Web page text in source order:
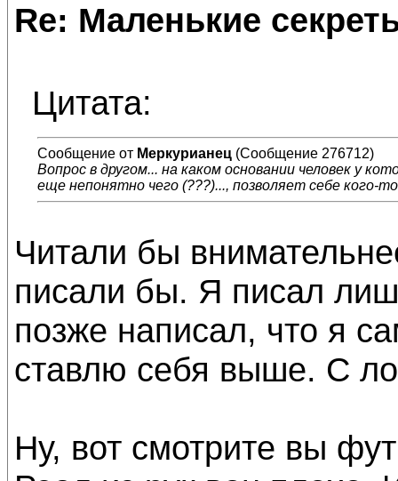
Re: Маленькие
Цитата:
Сообщение от Меркурианец (Сообщение 276712)
Вопрос в другом... на каком основании человек у
еще непонятно чего (???)..., позволяет себе кого-
Читали бы
писали бы. Я писал
позже написал, что я
ставлю себя выше. С
Ну, вот смотрите вы